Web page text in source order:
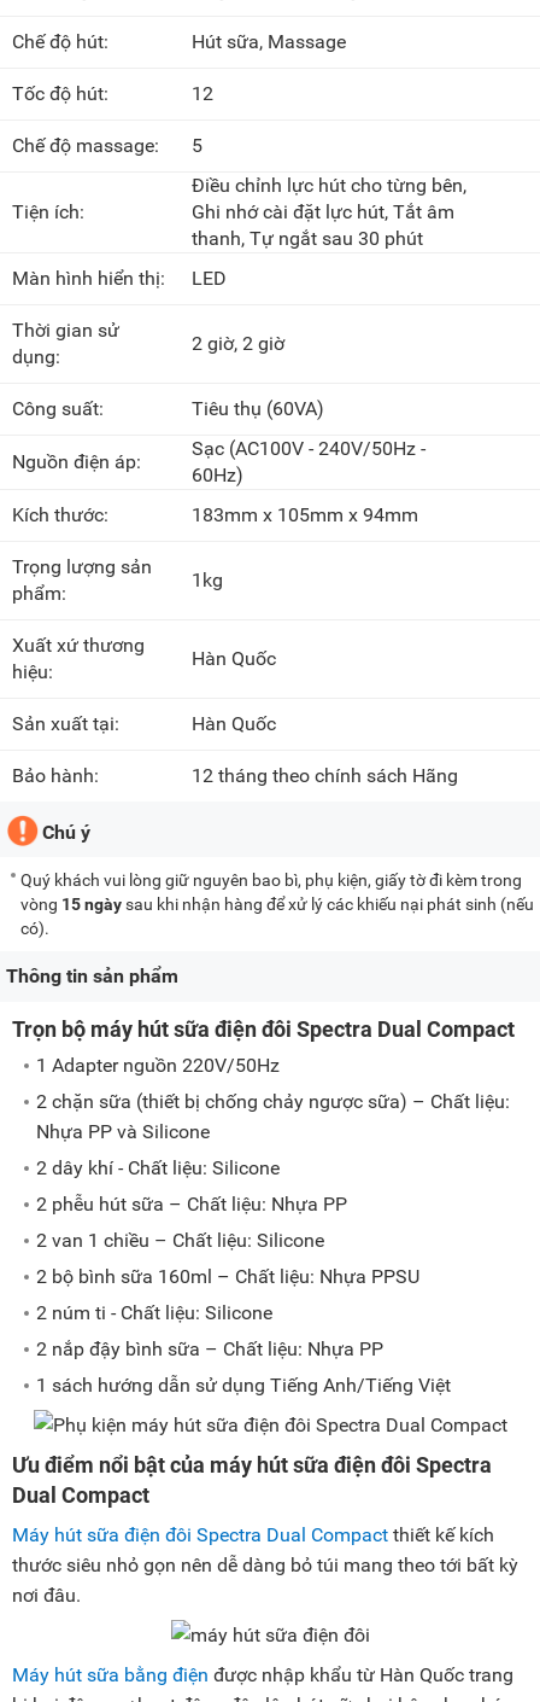
Chế độ hút: Hút sữa, Massage
Tốc độ hút: 12
Chế độ massage: 5
Tiện ích:
Điều chỉnh lực hút cho từng bên,
Ghi nhớ cài đặt lực hút, Tắt âm
thanh, Tự ngắt sau 30 phút
Màn hình hiển thị:
LED
Thời gian sử
dụng:
2 giờ, 2 giờ
Công suất: Tiêu thụ (60VA)
Nguồn điện áp:
Sạc (AC100V - 240V/50Hz -
60Hz)
Kích thước:
183mm x 105mm x 94mm
Trọng lượng sản
phẩm:
1kg
Xuất xứ thương
hiệu:
Hàn Quốc
Sản xuất tại: Hàn Quốc
Bảo hành: 12 tháng theo chính sách Hãng
Chú ý
Quý khách vui lòng giữ nguyên bao bì, phụ kiện, giấy tờ đi kèm trong
vòng 15 ngàysau khi nhận hàng để xử lý các khiếu nại phát sinh (nếu
có).
Thông tin sản phẩm
Trọn bộ máy hút sữa điện đôi Spectra Dual Compact
1 Adapter nguồn 220V/50Hz
2 chặn sữa (thiết bị chống chảy ngược sữa) – Chất liệu:
Nhựa PP và Silicone
2 dây khí - Chất liệu: Silicone
2 phễu hút sữa – Chất liệu: Nhựa PP
2 van 1 chiều – Chất liệu: Silicone
2 bộ bình sữa 160ml – Chất liệu: Nhựa PPSU
2 núm ti - Chất liệu: Silicone
2 nắp đậy bình sữa – Chất liệu: Nhựa PP
1 sách hướng dẫn sử dụng Tiếng Anh/Tiếng Việt
Ưu điểm nổi bật của máy hút sữa điện đôi Spectra
Dual Compact
Máy hút sữa điện đôi Spectra Dual Compact thiết kế kích
thước siêu nhỏ gọn nên dễ dàng bỏ túi mang theo tới bất kỳ
nơi đâu.
Máy hút sữa bằng điện được nhập khẩu từ Hàn Quốc trang